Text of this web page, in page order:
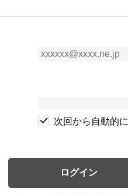
次回から自動的
ログイン